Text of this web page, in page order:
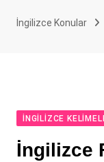
İngilizce Konular
İNGILIZCE
İngilizce